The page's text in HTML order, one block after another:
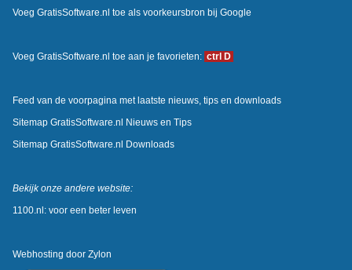
Voeg GratisSoftware.nl toe als voorkeursbron bij Google
Voeg GratisSoftware.nl toe aan je favorieten: ctrl D
Feed van de voorpagina met laatste nieuws, tips en downloads
Sitemap GratisSoftware.nl Nieuws en Tips
Sitemap GratisSoftware.nl Downloads
Bekijk onze andere website:
1100.nl: voor een beter leven
Webhosting door Zylon